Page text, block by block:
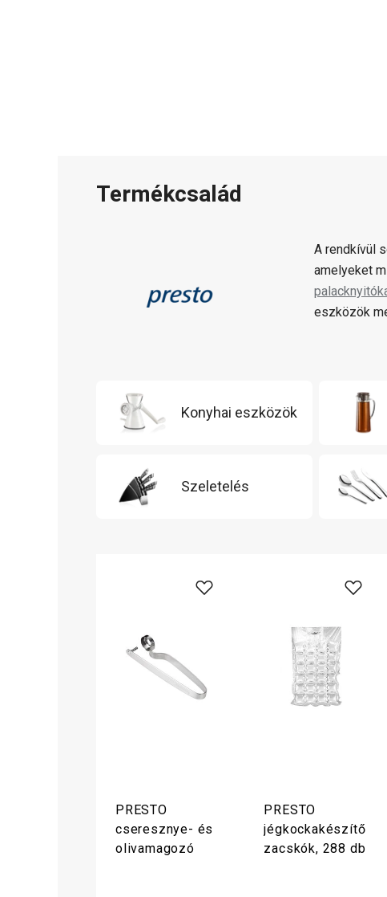
Termékcsalád
A rendkívül
amelyeket
eszközök
Konyhai eszközök
Szeletelés
PRESTO
cseresznye- és
olivamagozó
PRESTO
jégkockakészítő
zacskók, 288 db